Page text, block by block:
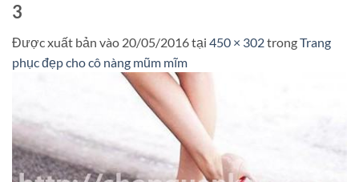
3
Được xuất bản vào 20/05/2016tại 450 × 302trongTrang
phục đẹp cho cô nàng mũm mĩm